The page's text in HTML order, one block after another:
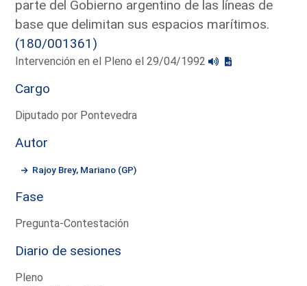
parte del Gobierno argentino de las líneas de
base que delimitan sus espacios marítimos.
(180/001361)
Intervención en el Pleno el 29/04/1992
Cargo
Diputado por Pontevedra
Autor
Rajoy Brey, Mariano (GP)
Fase
Pregunta-Contestación
Diario de sesiones
Pleno